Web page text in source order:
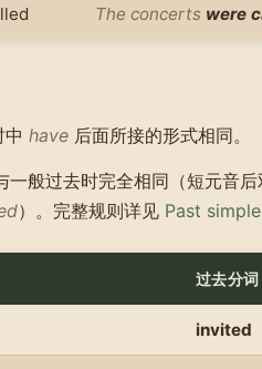
The concerts were
have 后面所接的形式相同。
般过去时完全相同（短元音后
）。完整规则详见 Past
过去分词
invited